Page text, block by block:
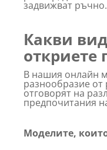
задвижват ръчно.
Какви
откриете
В нашия онлайн
разнообразие
отговорят на
предпочитания
Моделите,